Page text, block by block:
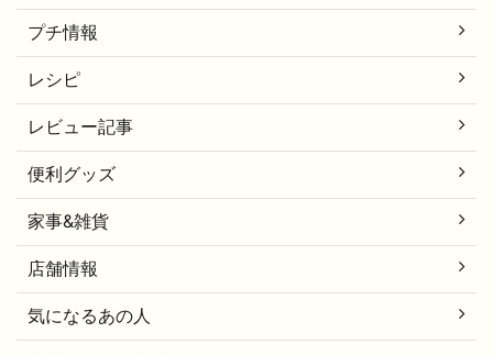
プチ情報
レシピ
レビュー記事
便利グッズ
家事&雑貨
店舗情報
気になるあの人